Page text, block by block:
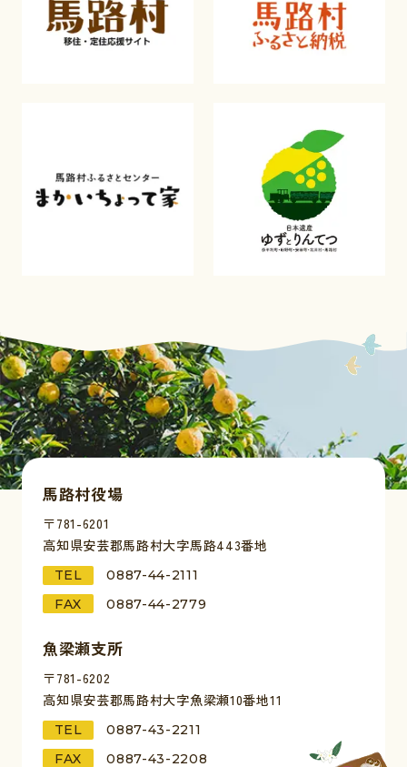
馬路村役場
〒781-6201
高知県安芸郡馬路村大字馬路443番地
TEL
0887-44-2111
FAX
0887-44-2779
魚梁瀬支所
〒781-6202
高知県安芸郡馬路村大字魚梁瀬10番地11
TEL
0887-43-2211
FAX
0887-43-2208